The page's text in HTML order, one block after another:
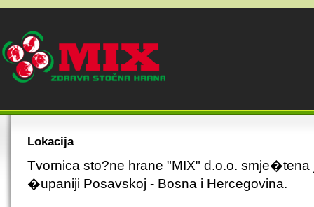
Lokacija
Tvornica sto?ne hrane "MIX" d.o.o.
�upaniji Posavskoj - Bosna i Hercegovina.